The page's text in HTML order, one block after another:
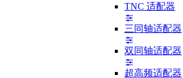
TNC 适配器
三同轴适配器
双同轴适配器
超高频适配器